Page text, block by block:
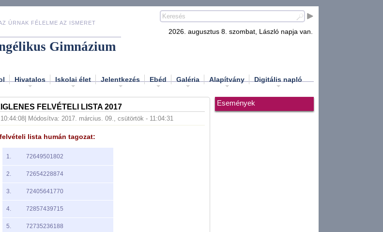
ÚRNAK FÉLELME AZ ISMERET
Gimnázium
2026. augusztus 8. szombat, László napja van.
Hivatalos Iskolai élet Jelentkezés Ebéd Galéria Alapítvány Digitális napló
FELVÉTELI LISTA 2017
| Módosítva: 2017. március. 09., csütörtök - 11:04:31
lista humán tagozat:
1. 72649501802
2. 72654228874
3. 72405641770
4. 72857439715
5. 72735236188
Események